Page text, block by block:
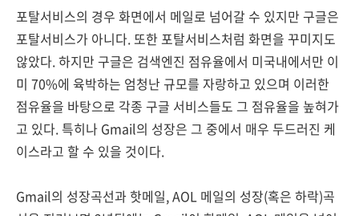
포탈서비스의 경우 화면에서 메일로 넘어갈 수 있지만 구글은
포탈서비스가 아니다. 또한 포탈서비스처럼 화면을 꾸미지도
않았다. 하지만 구글은 검색엔진 점유율에서 미국내에서만 이
미 70%에 육박하는 엄청난 규모를 자랑하고 있으며 이러한
점유율을 바탕으로 각종 구글 서비스들도 그 점유율을 높혀가
고 있다. 특히나 Gmail의 성장은 그 중에서 매우 두드러진 케
이스라고 할 수 있을 것이다.
Gmail의 성장곡선과 핫메일, AOL 메일의 성장(혹은 하락)곡